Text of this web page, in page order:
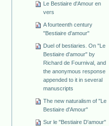
Le Bestiaire d'Amour en
vers
A fourteenth century
"Bestiaire d'amour"
Duel of bestiaries. On "Le
Bestiaire d'amour" by
Richard de Fournival, and
the anonymous response
appended to it in several
manuscripts
The new naturalism of "Le
Bestiaire d'Amour"
Sur le "Bestiaire D'amour"